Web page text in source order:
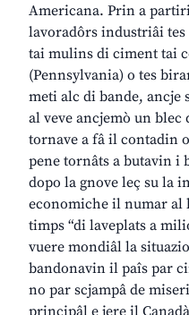
Americana. Prin a
lavoradôrs industriâi
tai mulins di ciment tai
(Pennsylvania) o tes
meti alc di bande, ancje
al veve ancjemò un blec
tornave a fâ il contadin
pene tornâts a butavin i
dopo la gnove leç su la
economiche il numar al
timps “di laveplats a
vuere mondiâl la
bandonavin il paîs par
no par scjampâ de